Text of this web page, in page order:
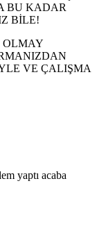
BU KADAR
BİLE!
OLMAY
VE ÇALIŞMA
yaptı acaba